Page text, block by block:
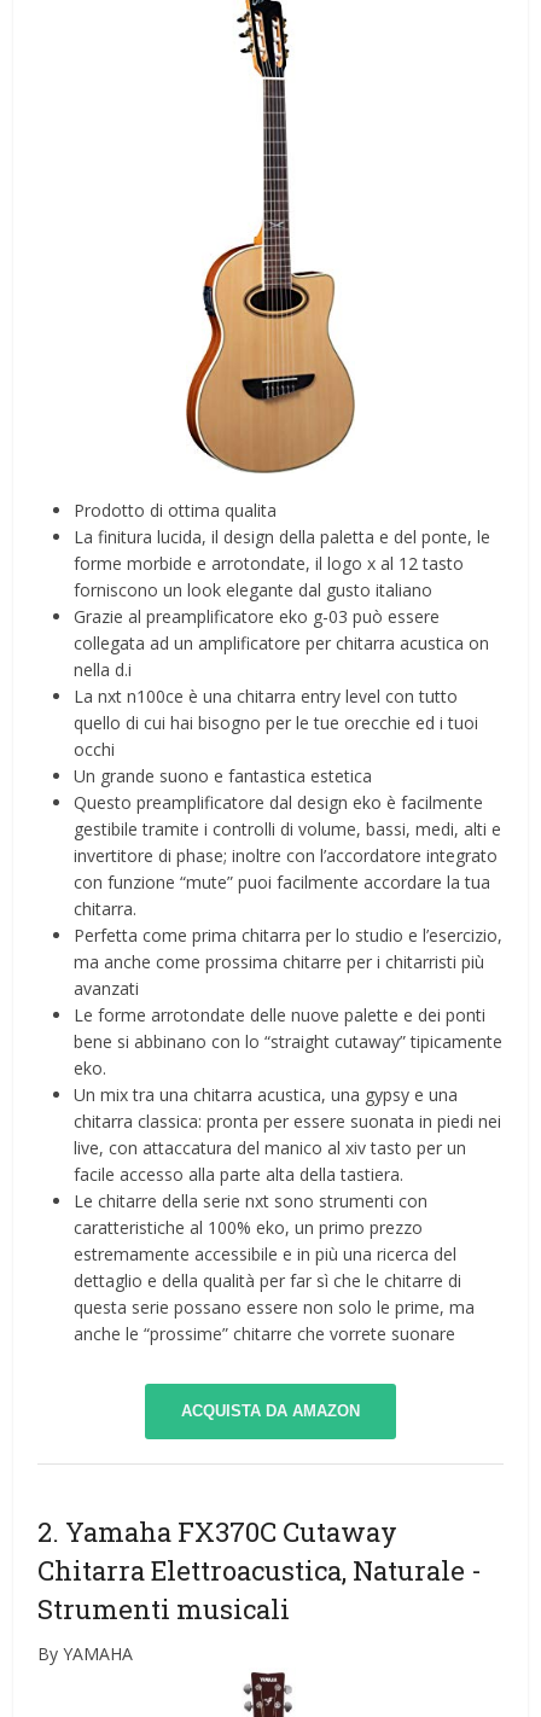
Prodotto di ottima qualita
La finitura lucida, il design della paletta e del ponte, le
forme morbide e arrotondate, il logo x al 12 tasto
forniscono un look elegante dal gusto italiano
Grazie al preamplificatore eko g-03 può essere
collegata ad un amplificatore per chitarra acustica on
nella d.i
La nxt n100ce è una chitarra entry level con tutto
quello di cui hai bisogno per le tue orecchie ed i tuoi
occhi
Un grande suono e fantastica estetica
Questo preamplificatore dal design eko è facilmente
gestibile tramite i controlli di volume, bassi, medi, alti e
invertitore di phase; inoltre con l’accordatore integrato
con funzione “mute” puoi facilmente accordare la tua
chitarra.
Perfetta come prima chitarra per lo studio e l’esercizio,
ma anche come prossima chitarre per i chitarristi più
avanzati
Le forme arrotondate delle nuove palette e dei ponti
bene si abbinano con lo “straight cutaway” tipicamente
eko.
Un mix tra una chitarra acustica, una gypsy e una
chitarra classica: pronta per essere suonata in piedi nei
live, con attaccatura del manico al xiv tasto per un
facile accesso alla parte alta della tastiera.
Le chitarre della serie nxt sono strumenti con
caratteristiche al 100% eko, un primo prezzo
estremamente accessibile e in più una ricerca del
dettaglio e della qualità per far sì che le chitarre di
questa serie possano essere non solo le prime, ma
anche le “prossime” chitarre che vorrete suonare
ACQUISTA DA AMAZON
2. Yamaha FX370C Cutaway
Chitarra Elettroacustica, Naturale -
Strumenti musicali
By YAMAHA